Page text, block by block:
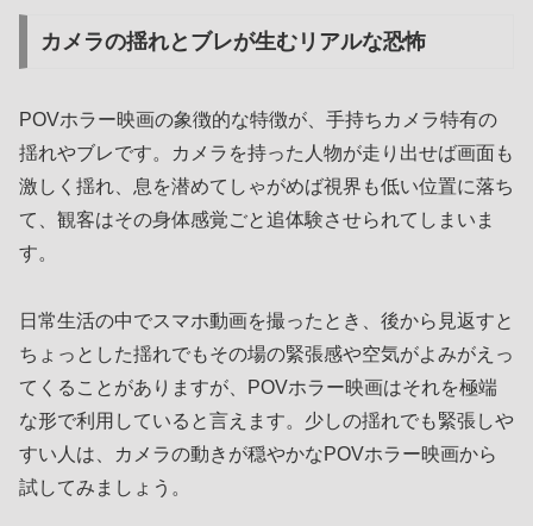
カメラの揺れとブレが生むリアルな恐怖
POVホラー映画の象徴的な特徴が、手持ちカメラ特有の
揺れやブレです。カメラを持った人物が走り出せば画面も
激しく揺れ、息を潜めてしゃがめば視界も低い位置に落ち
て、観客はその身体感覚ごと追体験させられてしまいま
す。
日常生活の中でスマホ動画を撮ったとき、後から見返すと
ちょっとした揺れでもその場の緊張感や空気がよみがえっ
てくることがありますが、POVホラー映画はそれを極端
な形で利用していると言えます。少しの揺れでも緊張しや
すい人は、カメラの動きが穏やかなPOVホラー映画から
試してみましょう。